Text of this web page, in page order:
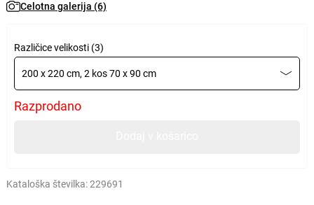
Celotna galerija (6)
Različice velikosti (3)
200 x 220 cm, 2 kos 70 x 90 cm
Razprodano
Kataloška številka:229691